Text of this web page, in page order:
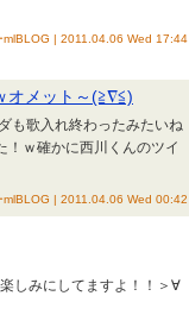
mlBLOG | 2011.04.06 Wed 17:44
オメット～(≧∇≦)
も歌入れ終わったみたいね
！ｗ確かに西川くんのツイ
mlBLOG | 2011.04.06 Wed 00:42
しみにしてますよ！！＞∀